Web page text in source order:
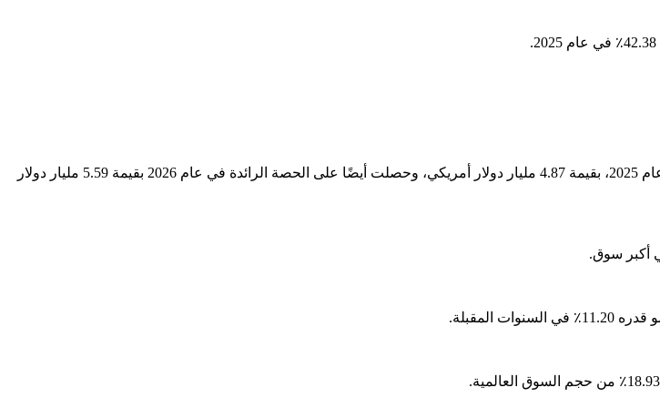
استحوذت منطقة آسيا والمحيط الهادئ على الحصة السوقية المهيمنة للبطاريات بالكهرباء في عام 2025، بقيمة 4.87 مليار دولار أمريكي، وحصلت أيضًا على الحصة الرائدة في عام 2026 بقيمة 5.59 مليار دولار